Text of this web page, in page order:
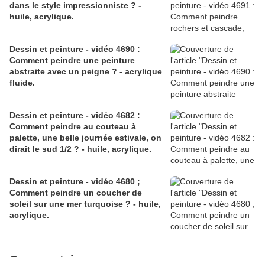
dans le style impressionniste ? -
huile, acrylique.
Dessin et peinture - vidéo 4690 :
Comment peindre une peinture
abstraite avec un peigne ? - acrylique
fluide.
Dessin et peinture - vidéo 4682 :
Comment peindre au couteau à
palette, une belle journée estivale, on
dirait le sud 1/2 ? - huile, acrylique.
Dessin et peinture - vidéo 4680 ;
Comment peindre un coucher de
soleil sur une mer turquoise ? - huile,
acrylique.